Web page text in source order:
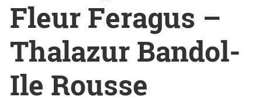
Fleur Feragus –
Thalazur Bandol-
Ile Rousse